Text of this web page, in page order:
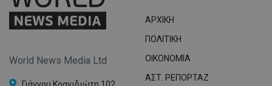
World News Media Ltd
ΑΡΧΙΚΗ
ΠΟΛΙΤΙΚΗ
OIKONOMIA
ΑΣΤ. ΡΕΠΟΡΤΑΖ